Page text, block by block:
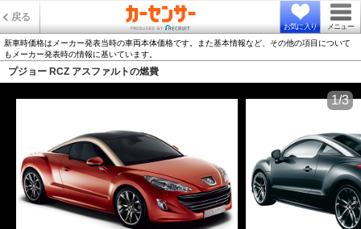
戻る
お気に入り メニュー
新車時価格はメーカー発表当時の車両本体価格です。また基本情報など、その他の項目について
もメーカー発表時の情報に基いています。
プジョー RCZ アスファルトの燃費
1/3